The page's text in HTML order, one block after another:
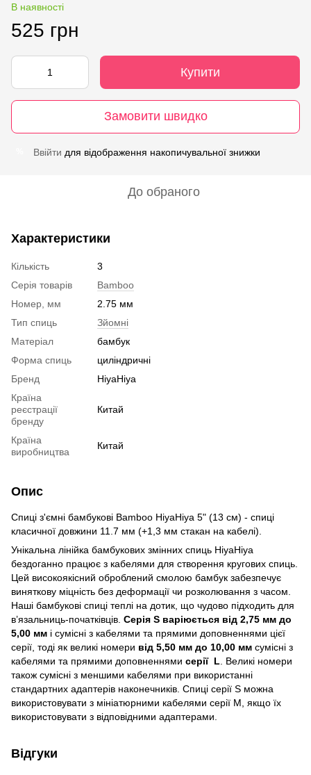
В наявності
525 грн
Купити
Замовити швидко
Ввійти для відображення накопичувальної знижки
До обраного
Характеристики
Кількість
3
Серія товарів
Bamboo
Номер, мм
2.75 мм
Тип спиць
Зйомні
Матеріал
бамбук
Форма спиць
циліндричні
Бренд
HiyaHiya
Країна
реєстрації
бренду
Китай
Країна
виробництва
Китай
Опис
Спиці з'ємні бамбукові Bamboo HiyaHiya 5" (13 см) - спиці
класичної довжини 11.7 мм (+1,3 мм стакан на кабелі).
Унікальна лінійка бамбукових змінних спиць HiyaHiya
бездоганно працює з кабелями для створення кругових спиць.
Цей високоякісний оброблений смолою бамбук забезпечує
виняткову міцність без деформації чи розколювання з часом.
Наші бамбукові спиці теплі на дотик, що чудово підходить для
в’язальниць-початківців. Серія S варіюється від 2,75 мм до
5,00 мм і сумісні з кабелями та прямими доповненнями цієї
серії, тоді як великі номери від 5,50 мм до 10,00 мм сумісні з
кабелями та прямими доповненнями серії L . Великі номери
також сумісні з меншими кабелями при використанні
стандартних адаптерів наконечників. Спиці серії S можна
використовувати з мініатюрними кабелями серії M, якщо їх
використовувати з відповідними адаптерами.
Відгуки